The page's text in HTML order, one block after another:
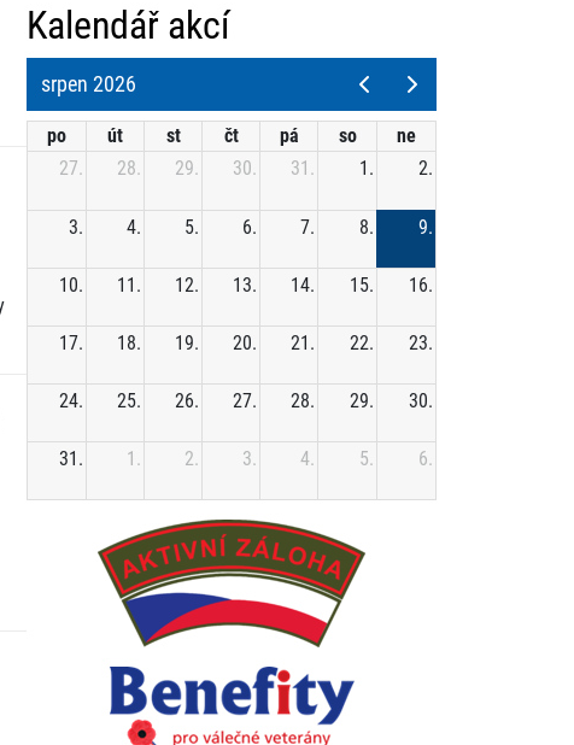
Kalendář akcí
srpen 2026
po út st čt pá so
ne
27.
28. 29. 30. 31. 1. 2.
3. 4. 5. 6. 7. 8. 9.
10. 11. 12. 13. 14. 15. 16.
17. 18. 19. 20. 21. 22. 23.
24. 25. 26. 27. 28. 29. 30.
31. 1. 2. 3. 4. 5. 6.